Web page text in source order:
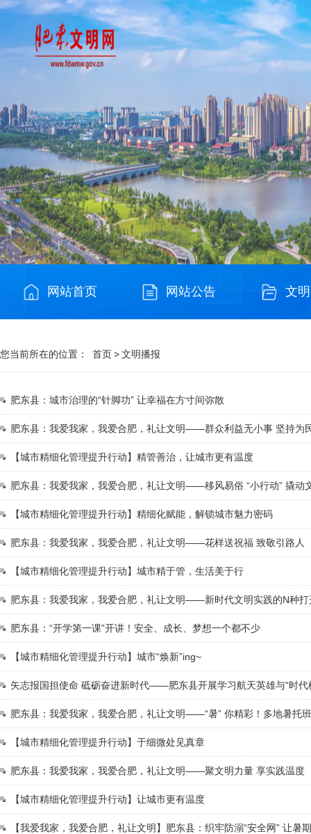
网站首页 网站公告 文
您当前所在的位置： 首页>文明播报
肥东县：城市治理的“针脚功” 让幸福在方寸间弥散
肥东县：我爱我家，我爱合肥，礼让文明——群众利益无小事 坚持为
【城市精细化管理提升行动】精管善治，让城市更有温度
肥东县：我爱我家，我爱合肥，礼让文明——移风易俗 “小行动” 撬动
【城市精细化管理提升行动】精细化赋能，解锁城市魅力密码
肥东县：我爱我家，我爱合肥，礼让文明——花样送祝福 致敬引路人
【城市精细化管理提升行动】城市精于管，生活美于行
肥东县：我爱我家，我爱合肥，礼让文明——新时代文明实践的N种打
肥东县：“开学第一课”开讲！安全、成长、梦想一个都不少
【城市精细化管理提升行动】城市“焕新”ing~
矢志报国担使命 砥砺奋进新时代——肥东县开展学习航天英雄与“时代
肥东县：我爱我家，我爱合肥，礼让文明——“暑” 你精彩！多地暑托
【城市精细化管理提升行动】于细微处见真章
肥东县：我爱我家，我爱合肥，礼让文明——聚文明力量 享实践温度
【城市精细化管理提升行动】让城市更有温度
【我爱我家，我爱合肥，礼让文明】肥东县：织牢防溺“安全网” 让暑